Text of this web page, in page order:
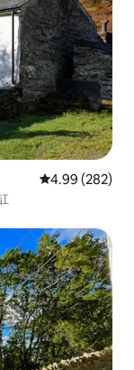
平均评分 4.99
4.99 (282)